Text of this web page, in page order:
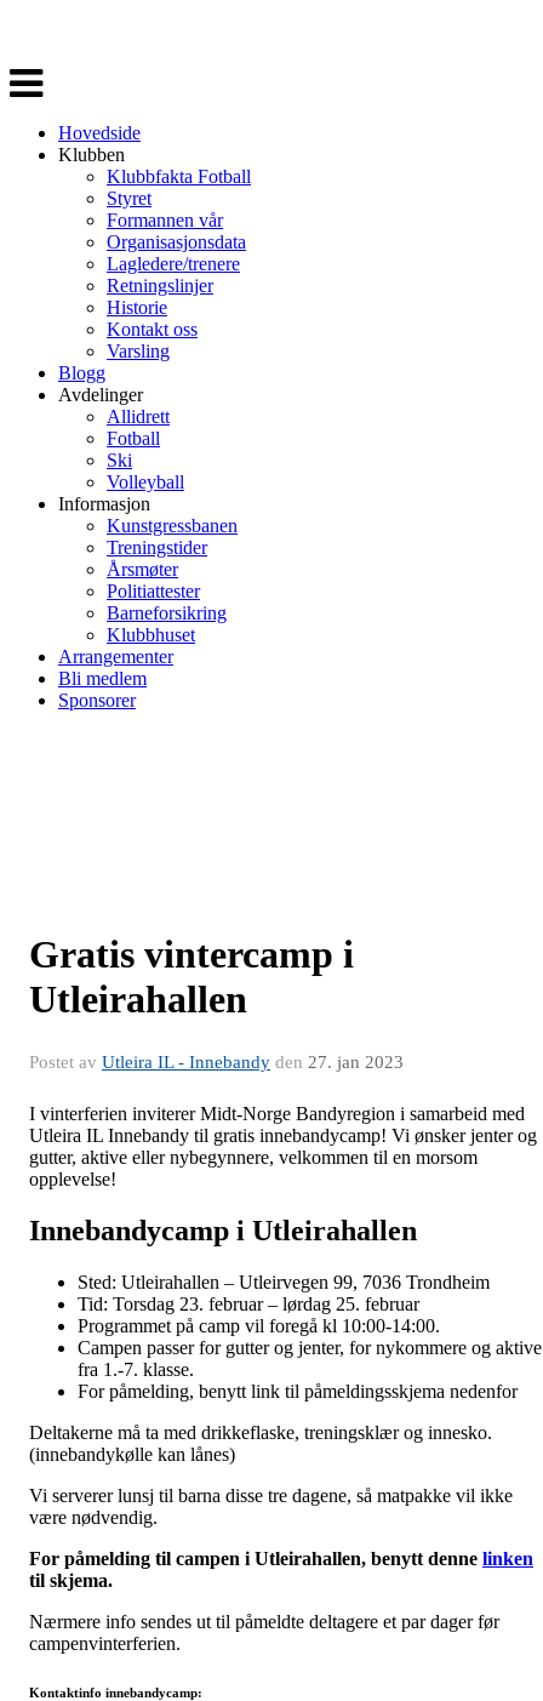
Veksle
navigasjon
Hovedside
Klubben
Klubbfakta Fotball
Styret
Formannen vår
Organisasjonsdata
Lagledere/trenere
Retningslinjer
Historie
Kontakt oss
Varsling
Blogg
Avdelinger
Allidrett
Fotball
Ski
Volleyball
Informasjon
Kunstgressbanen
Treningstider
Årsmøter
Politiattester
Barneforsikring
Klubbhuset
Arrangementer
Bli medlem
Sponsorer
Gratis vintercamp i
Utleirahallen
Postet av Utleira IL - Innebandy den 27. jan 2023
I vinterferien inviterer Midt-Norge Bandyregion i samarbeid med
Utleira IL Innebandy til gratis innebandycamp! Vi ønsker jenter og
gutter, aktive eller nybegynnere, velkommen til en morsom
opplevelse!
Innebandycamp i Utleirahallen
Sted: Utleirahallen – Utleirvegen 99, 7036 Trondheim
Tid: Torsdag 23. februar – lørdag 25. februar
Programmet på camp vil foregå kl 10:00-14:00.
Campen passer for gutter og jenter, for nykommere og aktive
fra 1.-7. klasse.
For påmelding, benytt link til påmeldingsskjema nedenfor
Deltakerne må ta med drikkeflaske, treningsklær og innesko.
(innebandykølle kan lånes)
Vi serverer lunsj til barna disse tre dagene, så matpakke vil ikke
være nødvendig.
For påmelding til campen i Utleirahallen, benytt denne linken
til skjema.
Nærmere info sendes ut til påmeldte deltagere et par dager før
campenvinterferien.
Kontaktinfo innebandycamp: